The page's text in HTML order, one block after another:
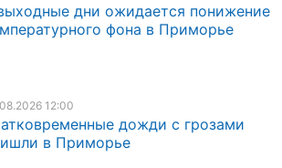
дни ожидается понижение
фона в Приморье
12:00
дожди с грозами
в Приморье